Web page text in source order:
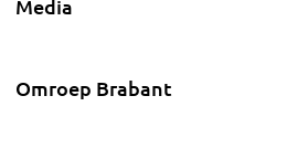
Media
Omroep Brabant